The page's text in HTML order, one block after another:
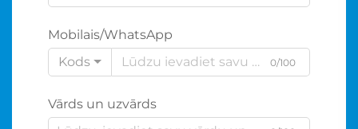
Mobilais/WhatsApp
Kods
0/100
Vārds un uzvārds